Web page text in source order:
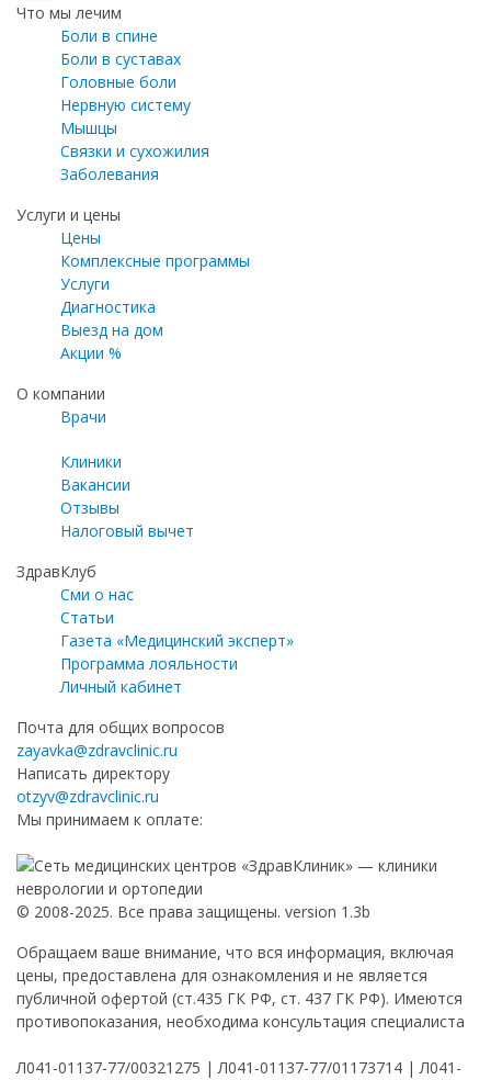
Что мы лечим
Боли в спине
Боли в суставах
Головные боли
Нервную систему
Мышцы
Связки и сухожилия
Заболевания
Услуги и цены
Цены
Комплексные программы
Услуги
Диагностика
Выезд на дом
Акции %
О компании
Врачи
Клиники
Вакансии
Отзывы
Налоговый вычет
ЗдравКлуб
Сми о нас
Статьи
Газета «Медицинский эксперт»
Программа лояльности
Личный кабинет
Почта для общих вопросов
zayavka@zdravclinic.ru
Написать директору
otzyv@zdravclinic.ru
Мы принимаем к оплате:
© 2008-2025. Все права защищены. version 1.3b
Обращаем ваше внимание, что вся информация, включая
цены, предоставлена для ознакомления и не является
публичной офертой (ст.435 ГК РФ, ст. 437 ГК РФ). Имеются
противопоказания, необходима консультация специалиста
Л041-01137-77/00321275 | Л041-01137-77/01173714 | Л041-